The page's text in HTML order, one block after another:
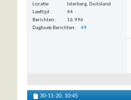
Locatie
Isterberg, Duitsland
Leeftijd
44
Berichten
16.996
Dagboek Berichten
49
30-11-20, 10:45